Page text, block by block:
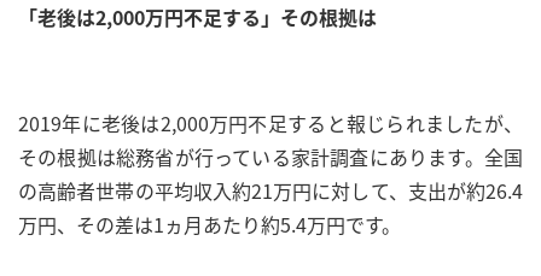
「老後は2,000万円不足する」その根拠は
2019年に老後は2,000万円不足すると報じられましたが、
その根拠は総務省が行っている家計調査にあります。全国
の高齢者世帯の平均収入約21万円に対して、支出が約26.4
万円、その差は1ヵ月あたり約5.4万円です。